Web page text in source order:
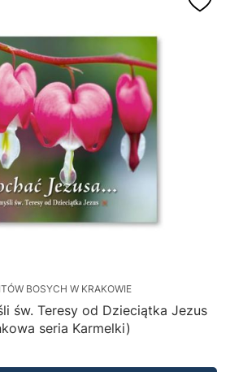
BOSYCH W KRAKOWIE
św. Teresy od Dzieciątka Jezus
seria Karmelki)